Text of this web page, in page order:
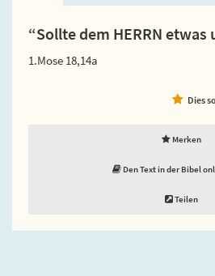
“Sollte dem HERRN etwas
1.Mose 18,14a
Dies
Merken
Den Text in der Bibel
Teilen